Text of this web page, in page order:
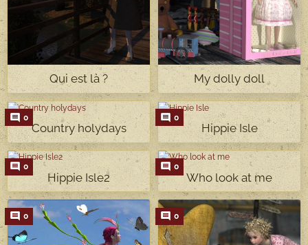
Qui est là ? My dolly doll
0
Country holydays
0
Hippie Isle
0
Hippie Isle2
0
Who look at me
0 0